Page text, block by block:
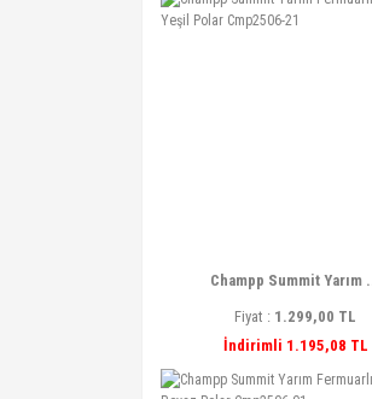
Champp Summit Yarım
Fiyat : 1.299,00 TL
İndirimli 1.195,08 TL